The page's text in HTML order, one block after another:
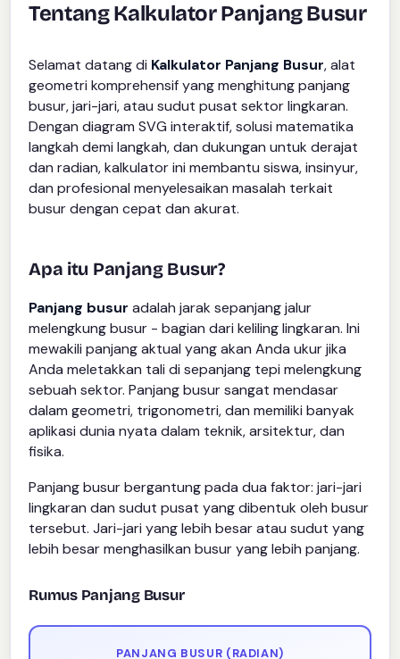
Tentang Kalkulator Panjang Busur
Selamat datang di Kalkulator Panjang Busur, alat
geometri komprehensif yang menghitung panjang
busur, jari-jari, atau sudut pusat sektor lingkaran.
Dengan diagram SVG interaktif, solusi matematika
langkah demi langkah, dan dukungan untuk derajat
dan radian, kalkulator ini membantu siswa, insinyur,
dan profesional menyelesaikan masalah terkait
busur dengan cepat dan akurat.
Apa itu Panjang Busur?
Panjang busur adalah jarak sepanjang jalur
melengkung busur - bagian dari keliling lingkaran. Ini
mewakili panjang aktual yang akan Anda ukur jika
Anda meletakkan tali di sepanjang tepi melengkung
sebuah sektor. Panjang busur sangat mendasar
dalam geometri, trigonometri, dan memiliki banyak
aplikasi dunia nyata dalam teknik, arsitektur, dan
fisika.
Panjang busur bergantung pada dua faktor: jari-jari
lingkaran dan sudut pusat yang dibentuk oleh busur
tersebut. Jari-jari yang lebih besar atau sudut yang
lebih besar menghasilkan busur yang lebih panjang.
Rumus Panjang Busur
PANJANG BUSUR (RADIAN)